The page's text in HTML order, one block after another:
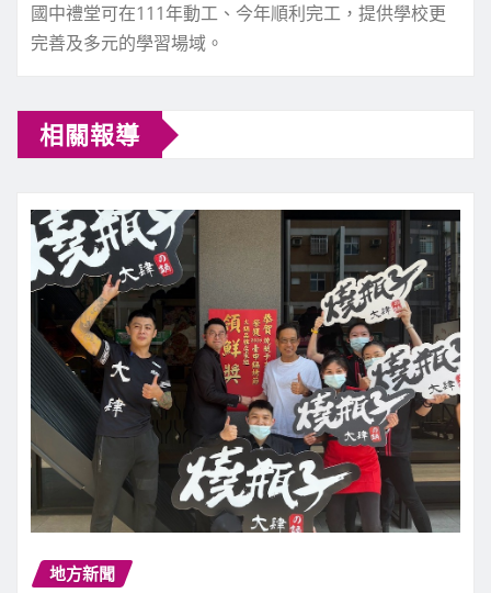
國中禮堂可在111年動工、今年順利完工，提供學校更
完善及多元的學習場域。
相關報導
地方新聞